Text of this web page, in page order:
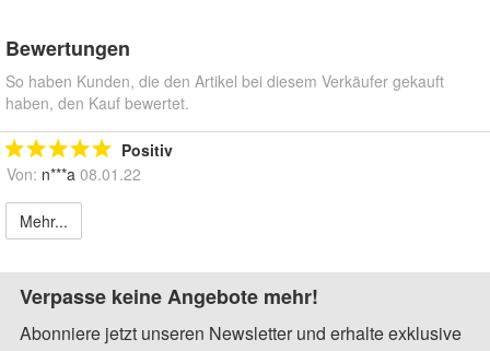
Bewertungen
So haben Kunden, die den Artikel bei diesem Verkäufer gekauft
haben, den Kauf bewertet.
Positiv
Von: n***a 08.01.22
Mehr...
Verpasse keine Angebote mehr!
Abonniere jetzt unseren Newsletter und erhalte exklusive